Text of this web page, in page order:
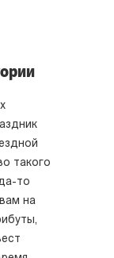
такого
то
на